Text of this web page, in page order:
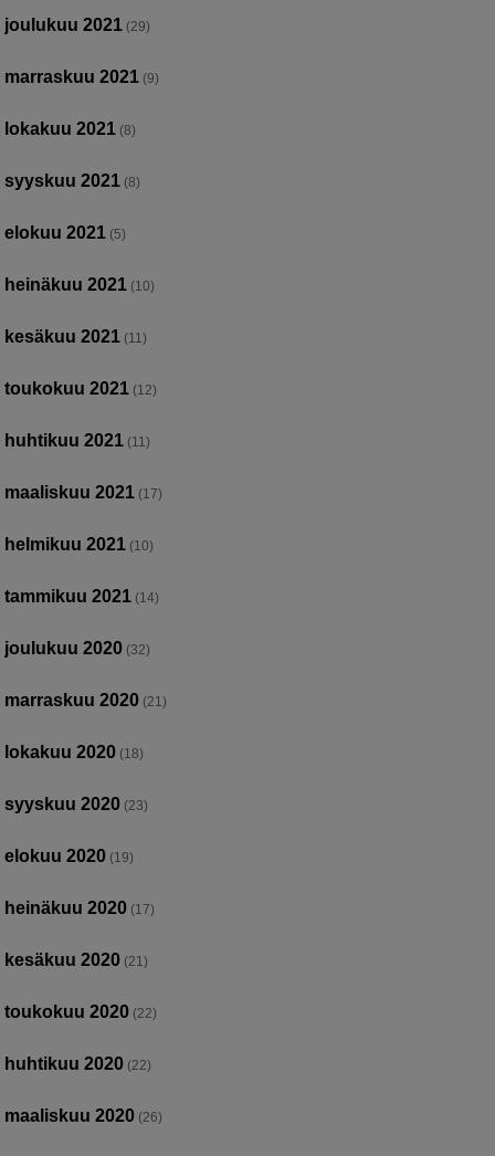
joulukuu 2021 (29)
marraskuu 2021 (9)
lokakuu 2021 (8)
syyskuu 2021 (8)
elokuu 2021 (5)
heinäkuu 2021 (10)
kesäkuu 2021 (11)
toukokuu 2021 (12)
huhtikuu 2021 (11)
maaliskuu 2021 (17)
helmikuu 2021 (10)
tammikuu 2021 (14)
joulukuu 2020 (32)
marraskuu 2020 (21)
lokakuu 2020 (18)
syyskuu 2020 (23)
elokuu 2020 (19)
heinäkuu 2020 (17)
kesäkuu 2020 (21)
toukokuu 2020 (22)
huhtikuu 2020 (22)
maaliskuu 2020 (26)